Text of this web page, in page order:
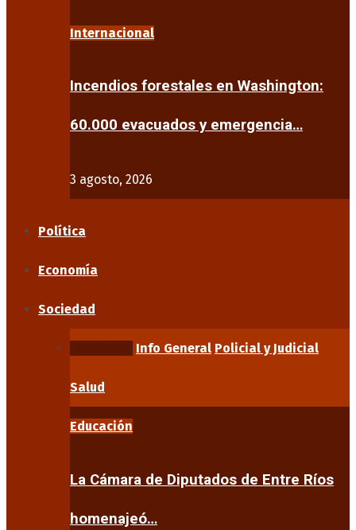
Internacional
Incendios forestales en Washington:
60.000 evacuados y emergencia…
3 agosto, 2026
Política
Economía
Sociedad
Info General Policial y Judicial
Salud
Educación
La Cámara de Diputados de Entre Ríos
homenajeó…